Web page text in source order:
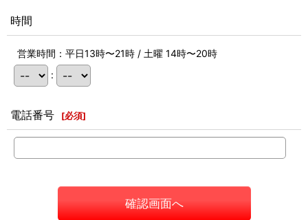
時間
営業時間：平日13時〜21時 / 土曜 14時〜20時
:
電話番号 [必須]
確認画面へ